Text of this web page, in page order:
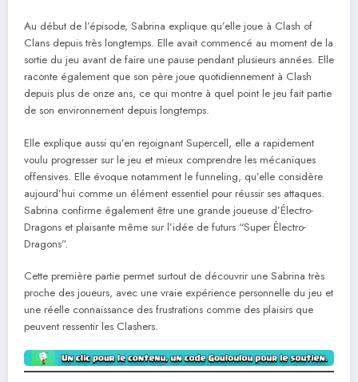
Au début de l’épisode, Sabrina explique qu’elle joue à Clash of
Clans depuis très longtemps. Elle avait commencé au moment de la
sortie du jeu avant de faire une pause pendant plusieurs années. Elle
raconte également que son père joue quotidiennement à Clash
depuis plus de onze ans, ce qui montre à quel point le jeu fait partie
de son environnement depuis longtemps.
Elle explique aussi qu’en rejoignant Supercell, elle a rapidement
voulu progresser sur le jeu et mieux comprendre les mécaniques
offensives. Elle évoque notamment le funneling, qu’elle considère
aujourd’hui comme un élément essentiel pour réussir ses attaques.
Sabrina confirme également être une grande joueuse d’Électro-
Dragons et plaisante même sur l’idée de futurs “Super Électro-
Dragons”.
Cette première partie permet surtout de découvrir une Sabrina très
proche des joueurs, avec une vraie expérience personnelle du jeu et
une réelle connaissance des frustrations comme des plaisirs que
peuvent ressentir les Clashers.